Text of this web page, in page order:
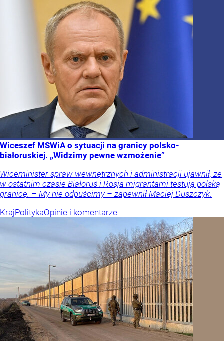
Wiceszef MSWiA o sytuacji na granicy polsko-
białoruskiej. „Widzimy pewne wzmożenie”
Wiceminister spraw wewnętrznych i administracji ujawnił, że
w ostatnim czasie Białoruś i Rosja migrantami testują polską
granicę. – My nie odpuścimy – zapewnił Maciej Duszczyk.
KrajPolitykaOpinie i komentarze